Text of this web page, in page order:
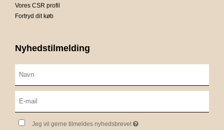
Vores CSR profil
Fortryd dit køb
Nyhedstilmelding
Jeg vil gerne tilmeldes nyhedsbrevet